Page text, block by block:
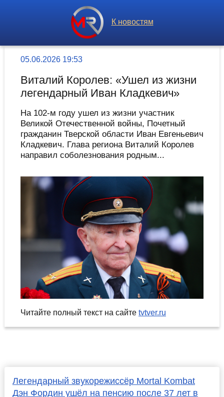
К новостям
05.06.2026 19:53
Виталий Королев: «Ушел из жизни
легендарный Иван Кладкевич»
На 102-м году ушел из жизни участник
Великой Отечественной войны, Почетный
гражданин Тверской области Иван Евгеньевич
Кладкевич. Глава региона Виталий Королев
направил соболезнования родным...
Читайте полный текст на сайте tvtver.ru
Легендарный звукорежиссёр Mortal Kombat
Дэн Фордин ушёл на пенсию после 37 лет в